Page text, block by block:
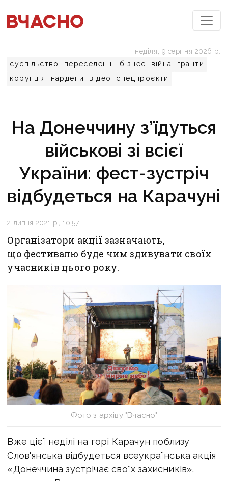
суспільство переселенці бізнес війна
гранти
корупція
нардепи відео спецпроєкти
неділя, 9 серпня 2026 р.
На Донеччину з’їдуться
військові зі всієї
України: фест-зустріч
відбудеться на Карачуні
2 липня 2021 р., 10:57
Організатори акції зазначають,
що фестивалю буде чим здивувати своїх
учасників цього року.
Фото з архіву "Вчасно"
Вже цієї неділі на горі Карачун поблизу
Слов'янська відбудеться всеукраїнська акція
«Донеччина зустрічає своїх захисників»,